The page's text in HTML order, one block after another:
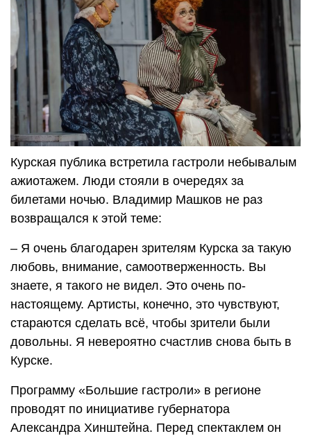
Курская публика встретила гастроли небывалым
ажиотажем. Люди стояли в очередях за
билетами ночью. Владимир Машков не раз
возвращался к этой теме:
– Я очень благодарен зрителям Курска за такую
любовь, внимание, самоотверженность. Вы
знаете, я такого не видел. Это очень по-
настоящему. Артисты, конечно, это чувствуют,
стараются сделать всё, чтобы зрители были
довольны. Я невероятно счастлив снова быть в
Курске.
Программу «Большие гастроли» в регионе
проводят по инициативе губернатора
Александра Хинштейна. Перед спектаклем он